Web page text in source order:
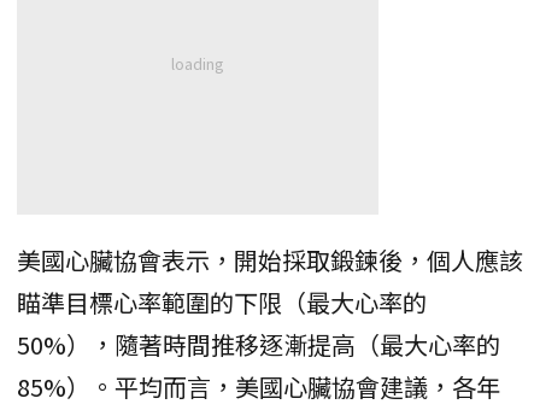
美國心臟協會表示，開始採取鍛鍊後，個人應該
瞄準目標心率範圍的下限（最大心率的
50%），隨著時間推移逐漸提高（最大心率的
85%）。平均而言，美國心臟協會建議，各年